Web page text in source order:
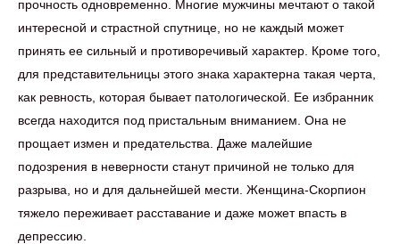
прочность одновременно. Многие мужчины мечтают о такой
интересной и страстной спутнице, но не каждый может
принять ее сильный и противоречивый характер. Кроме того,
для представительницы этого знака характерна такая черта,
как ревность, которая бывает патологической. Ее избранник
всегда находится под пристальным вниманием. Она не
прощает измен и предательства. Даже малейшие
подозрения в неверности станут причиной не только для
разрыва, но и для дальнейшей мести. Женщина-Скорпион
тяжело переживает расставание и даже может впасть в
депрессию.